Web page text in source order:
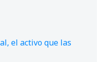
el activo que las